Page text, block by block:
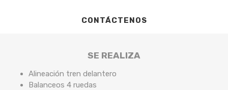
CONTÁCTENOS
SE REALIZA
Alineación tren delantero
Balanceos 4 ruedas